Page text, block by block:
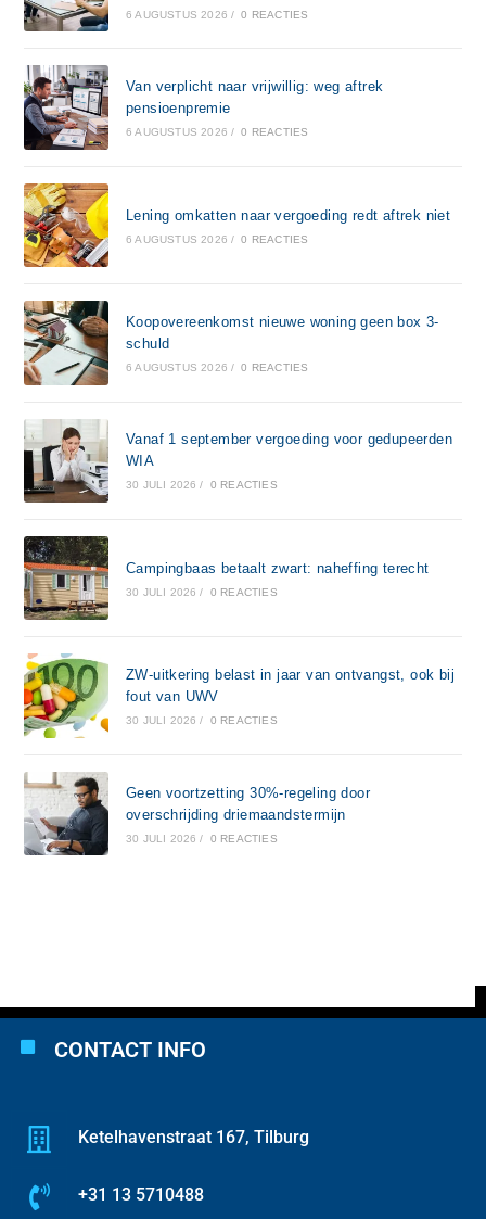
6 AUGUSTUS 2026 / 0 REACTIES
Van verplicht naar vrijwillig: weg aftrek
pensioenpremie
6 AUGUSTUS 2026 / 0 REACTIES
Lening omkatten naar vergoeding redt aftrek niet
6 AUGUSTUS 2026 / 0 REACTIES
Koopovereenkomst nieuwe woning geen box 3-
schuld
6 AUGUSTUS 2026 / 0 REACTIES
Vanaf 1 september vergoeding voor gedupeerden
WIA
30 JULI 2026 / 0 REACTIES
Campingbaas betaalt zwart: naheffing terecht
30 JULI 2026 / 0 REACTIES
ZW-uitkering belast in jaar van ontvangst, ook bij
fout van UWV
30 JULI 2026 / 0 REACTIES
Geen voortzetting 30%-regeling door
overschrijding driemaandstermijn
30 JULI 2026 / 0 REACTIES
CONTACT INFO
Ketelhavenstraat 167, Tilburg
+31 13 5710488